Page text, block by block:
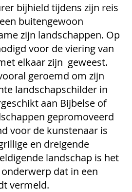
bijhield tijdens zijn reis
buitengewoon
zijn landschappen. Op
voor de viering van
elkaar zijn  geweest.
geroemd om zijn
landschapschilder in
aan Bijbelse of
gepromoveerd
voor de kunstenaar is
en dreigende
landschap is het
dat in een
vermeld.